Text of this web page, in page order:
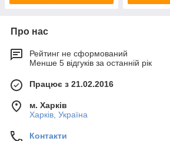
Про нас
Рейтинг не сформований
Менше 5 відгуків за останній рік
Працює з 21.02.2016
м. Харків
Харків, Україна
Контакти